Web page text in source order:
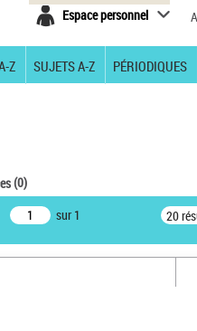
Espace personnel
Z SUJETS A-Z PÉRIODIQUES
(0)
sur 1 20